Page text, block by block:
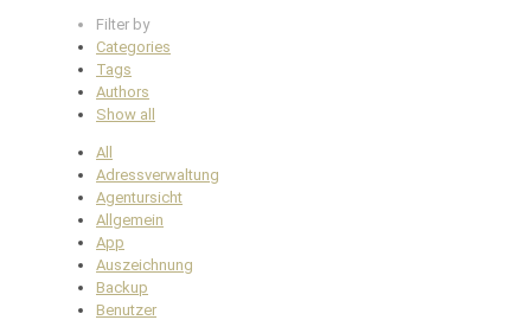
Filter by
Categories
Tags
Authors
Show all
All
Adressverwaltung
Agentursicht
Allgemein
App
Auszeichnung
Backup
Benutzer